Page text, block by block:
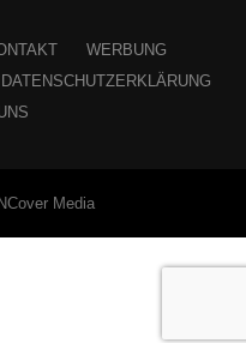
WERBUNG
DATENSCHUTZERKLÄRUNG
Media